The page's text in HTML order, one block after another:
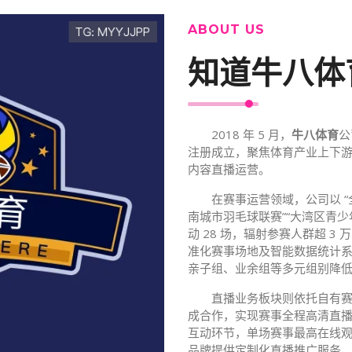
ABOUT US
知道⽜⼋
2018 年 5 月， ⽜⼋体育
注册成立，聚焦体育产业上下
内容直播运营。
在赛事运营领域，公司以
南城市羽毛球联赛”“大湾区青
动 28 场，辐射参赛人群超 3
准化赛事场地及智能数据统计
亲子组、业余组等多元组别降
直播业务板块则依托自有
成合作，实现赛事全程高清直
互动环节，单场赛事最高在线